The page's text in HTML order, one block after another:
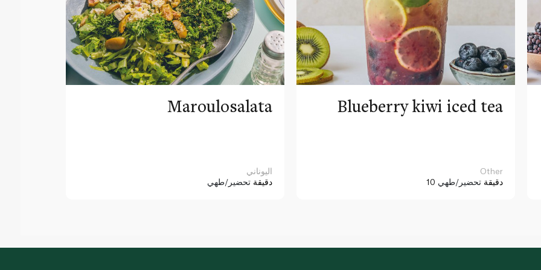
Maroulosalata
اليوناني
دقيقة تحضير/طهي
Blueberry kiwi iced tea
Other
10 دقيقة تحضير/طهي